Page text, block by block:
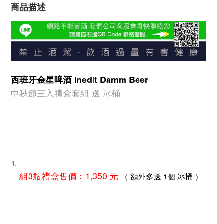
商品描述
西班牙金星啤酒 Inedit Damm Beer
中秋節三入禮盒套組 送 冰桶
1.
一組3瓶禮盒售價：1,350 元 （ 額外多送 1個 冰桶 ）